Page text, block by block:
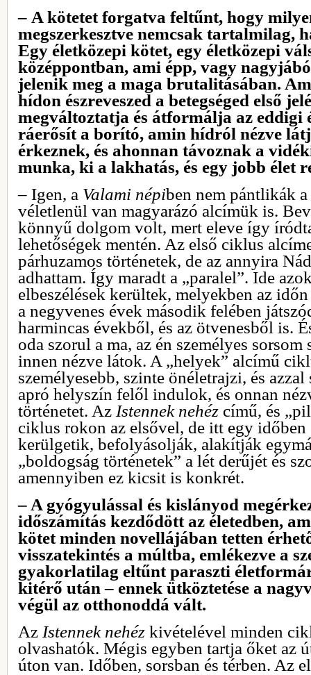
– A kötetet forgatva feltűnt, hogy
megszerkesztve nemcsak tartalmilag,
Egy életközepi kötet, egy életközepi
középpontban, ami épp, vagy
jelenik meg a maga brutalitásában.
hídon észreveszed a betegséged első
megváltoztatja és átformálja az eddigi
ráerősít a borító, amin hídról nézve
érkeznek, és ahonnan távoznak a
munka, ki a lakhatás, és egy jobb élet
– Igen, a Valami népiben nem pántlikák
véletlenül van magyarázó alcímük is.
könnyű dolgom volt, mert eleve így
lehetőségek mentén. Az első ciklus
párhuzamos történetek, de az annyira
adhattam. Így maradt a „paralel”. Ide
elbeszélések kerültek, melyekben az
a negyvenes évek második felében
harmincas évekből, és az ötvenesből is.
oda szorul a ma, az én személyes
innen nézve látok. A „helyek” alcímű
személyesebb, szinte önéletrajzi, és
apró helyszín felől indulok, és onnan
történetet. Az Istennek nehéz című, és
ciklus rokon az elsővel, de itt egy időben
kerülgetik, befolyásolják, alakítják
„boldogság történetek” a lét derűjét és
amennyiben ez kicsit is konkrét.
– A gyógyulással és kislányod
időszámítás kezdődött az életedben,
kötet minden novellájában tetten
visszatekintés a múltba, emlékezve a
gyakorlatilag eltűnt paraszti
kitérő után – ennek ütköztetése a
végül az otthonoddá vált.
Az Istennek nehéz kivételével minden
olvashatók. Mégis egyben tartja őket az
úton van. Időben, sorsban és térben. Az